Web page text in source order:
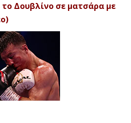
Δουβλίνο σε ματσάρα με